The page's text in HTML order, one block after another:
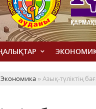
Экономика » Азық-түліктің